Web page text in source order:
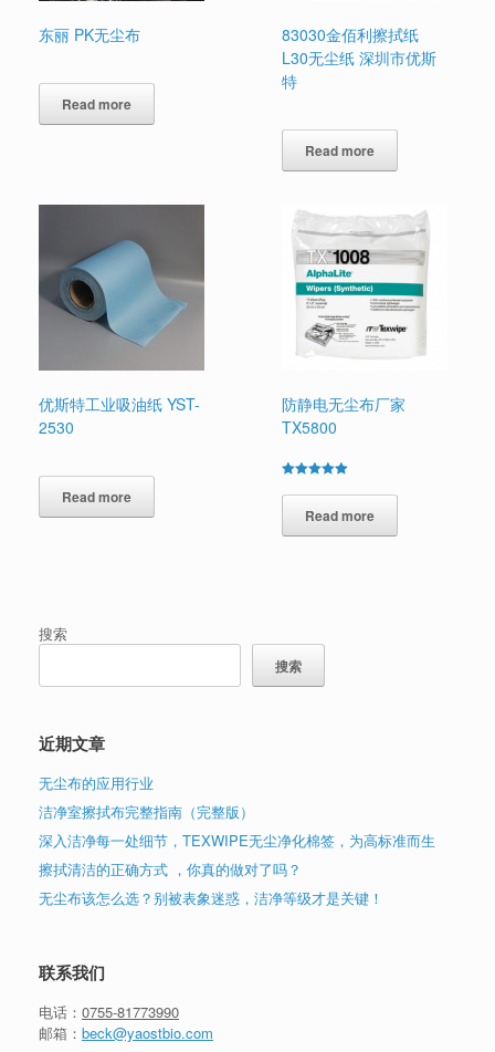
东丽 PK无尘布
Read more
83030金佰利擦拭纸
L30无尘纸 深圳市优斯
特
Read more
优斯特工业吸油纸 YST-
2530
Read more
防静电无尘布厂家
TX5800
5.00
out of 5Read more
搜索
搜索
近期文章
无尘布的应用行业
洁净室擦拭布完整指南（完整版）
深入洁净每一处细节，TEXWIPE无尘净化棉签，为高标准而生
擦拭清洁的正确方式 ，你真的做对了吗？
无尘布该怎么选？别被表象迷惑，洁净等级才是关键！
联系我们
电话： 0755-81773990
邮箱： beck@yaostbio.com